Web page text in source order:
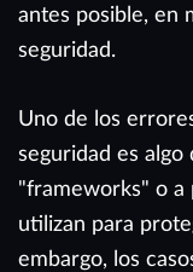
antes posible, en
seguridad.
Uno de los
seguridad es
"frameworks" o a
utilizan para
embargo, los